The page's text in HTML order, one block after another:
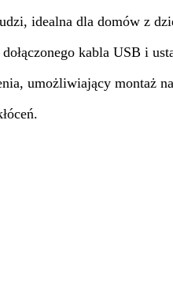
idealna dla domów z
kabla USB i
umożliwiający montaż